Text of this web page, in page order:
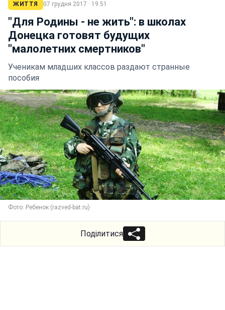
ЖИТТЯ 07 грудня 2017 · 19:51
"Для Родины - не жить": в школах
Донецка готовят будущих
"малолетних смертников"
Ученикам младших классов раздают странные
пособия
Фото: Ребенок (razved-bat.ru)
Поділитися